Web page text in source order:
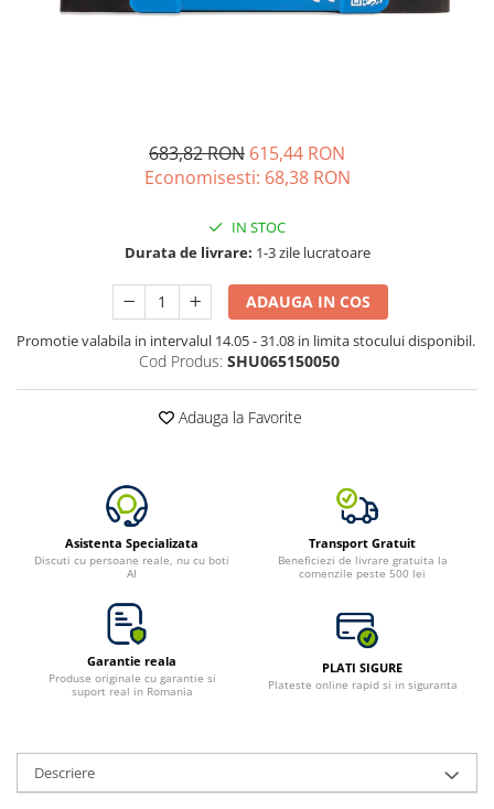
683,82 RON 615,44 RON
Economisesti: 68,38 RON
IN STOC
Durata de livrare: 1-3 zile lucratoare
ADAUGA IN COS
Promotie valabila in intervalul 14.05 - 31.08 in limita stocului disponibil.
Cod Produs: SHU065150050
Adauga la Favorite
Asistenta Specializata
Discuti cu persoane reale, nu cu boti
AI
Transport Gratuit
Beneficiezi de livrare gratuita la
comenzile peste 500 lei
Garantie reala
Produse originale cu garantie si
suport real in Romania
PLATI SIGURE
Plateste online rapid si in siguranta
Descriere